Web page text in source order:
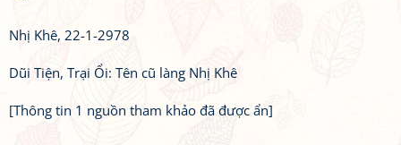
Nhị Khê, 22-1-2978
Dũi Tiện, Trại Ổi: Tên cũ làng Nhị Khê
[Thông tin 1 nguồn tham khảo đã được ẩn]